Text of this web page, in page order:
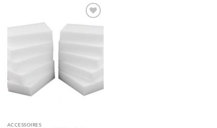
Toevoegen
ACCESSOIRES